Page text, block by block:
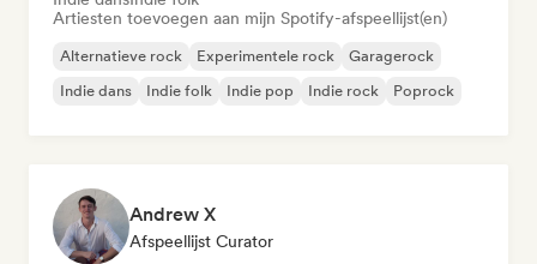
Artiesten toevoegen aan mijn Spotify-afspeellijst(en)
Alternatieve rock Experimentele rock
Garagerock
Indie dans
Indie folk Indie pop Indie rock Poprock
Andrew X
Afspeellijst Curator